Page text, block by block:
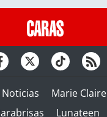
Noticias Marie Claire
Lunateen